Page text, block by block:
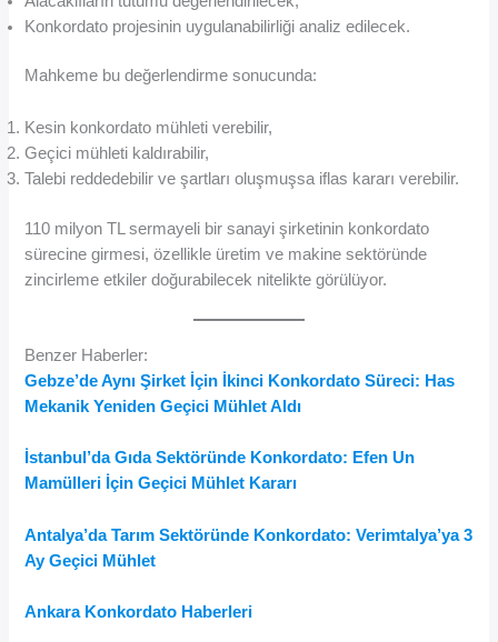
Konkordato projesinin uygulanabilirliği analiz edilecek.
Mahkeme bu değerlendirme sonucunda:
Kesin konkordato mühleti verebilir,
Geçici mühleti kaldırabilir,
Talebi reddedebilir ve şartları oluşmuşsa iflas kararı verebilir.
110 milyon TL sermayeli bir sanayi şirketinin konkordato
sürecine girmesi, özellikle üretim ve makine sektöründe
zincirleme etkiler doğurabilecek nitelikte görülüyor.
Benzer Haberler:
Gebze’de Aynı Şirket İçin İkinci Konkordato Süreci: Has
Mekanik Yeniden Geçici Mühlet Aldı
İstanbul’da Gıda Sektöründe Konkordato: Efen Un
Mamülleri İçin Geçici Mühlet Kararı
Antalya’da Tarım Sektöründe Konkordato: Verimtalya’ya 3
Ay Geçici Mühlet
Ankara Konkordato Haberleri